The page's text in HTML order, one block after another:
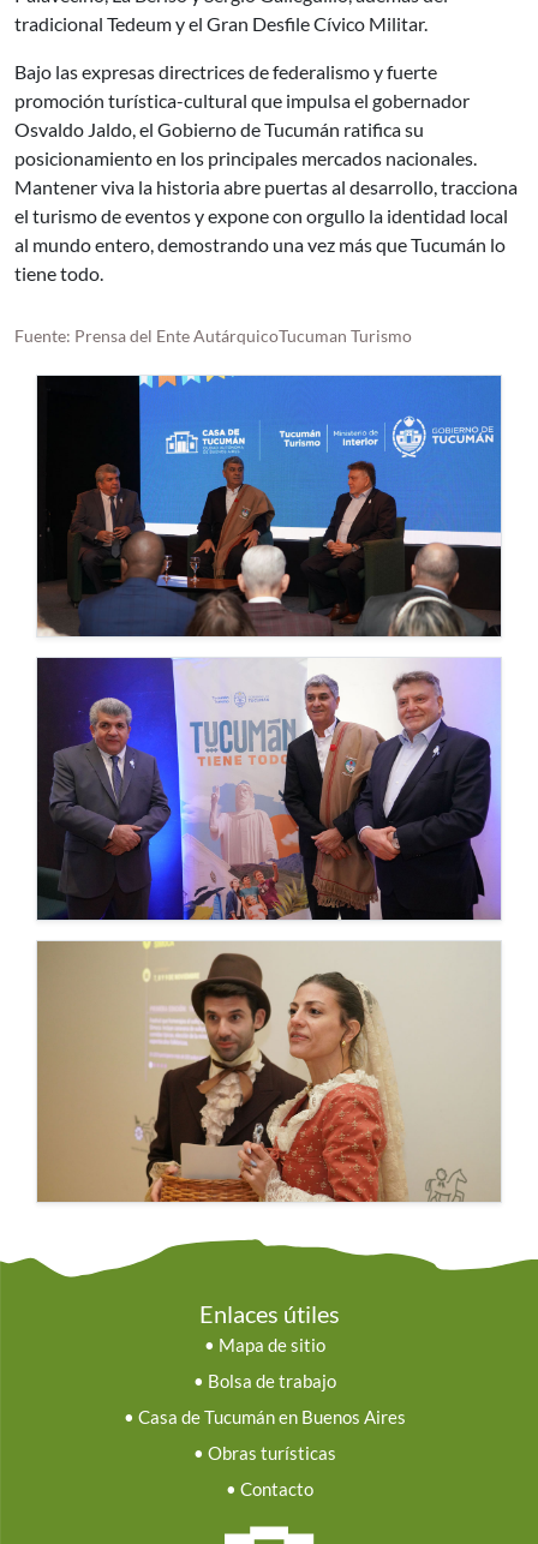
tradicional Tedeum y el Gran Desfile Cívico Militar.
Bajo las expresas directrices de federalismo y fuerte
promoción turística-cultural que impulsa el gobernador
Osvaldo Jaldo, el Gobierno de Tucumán ratifica su
posicionamiento en los principales mercados nacionales.
Mantener viva la historia abre puertas al desarrollo, tracciona
el turismo de eventos y expone con orgullo la identidad local
al mundo entero, demostrando una vez más que Tucumán lo
tiene todo.
Fuente: Prensa del Ente AutárquicoTucuman Turismo
Enlaces útiles
• Mapa de sitio
• Bolsa de trabajo
• Casa de Tucumán en Buenos Aires
• Obras turísticas
• Contacto